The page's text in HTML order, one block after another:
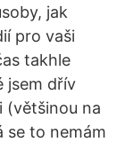
jak
pro vaši
takhle
jsem dřív
(většinou na
se to nemám